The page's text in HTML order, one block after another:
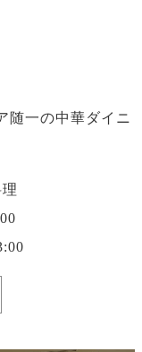
随一の中華ダイニ